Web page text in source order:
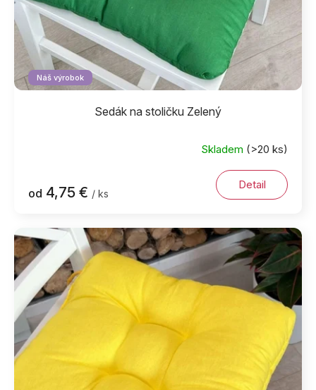
Náš výrobok
Sedák na stoličku Zelený
Skladem (>20 ks)
od 4,75 € / ks
Detail